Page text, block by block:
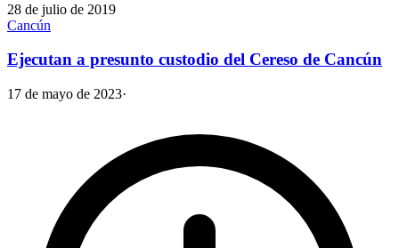
28 de julio de 2019
Cancún
Ejecutan a presunto custodio del Cereso de Cancún
17 de mayo de 2023·